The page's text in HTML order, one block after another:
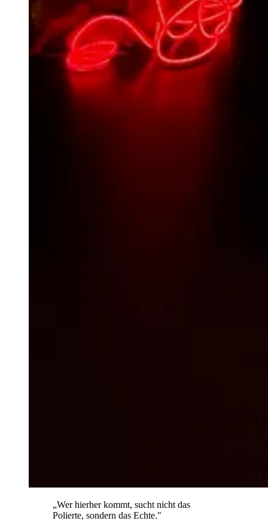
„Wer hierher kommt, sucht nicht das
Polierte, sondern das Echte."